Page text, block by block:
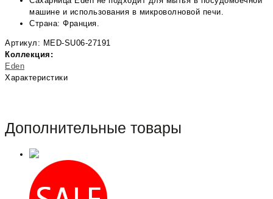
машине и использования в микроволновой печи.
Страна: Франция.
Артикул: MED-SU06-27191
Коллекция:
Eden
Характеристики
Дополнительные товары